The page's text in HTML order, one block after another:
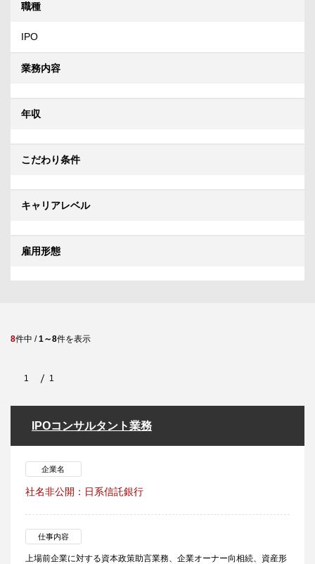
職種
IPO
業務内容
年収
こだわり条件
キャリアレベル
雇用形態
8件中 /1～8件を表示
1 1
IPOコンサルタント業務
企業名
社名非公開：日系信託銀行
仕事内容
上場前企業に対する資本政策助言業務、企業オーナー向相続、資産形